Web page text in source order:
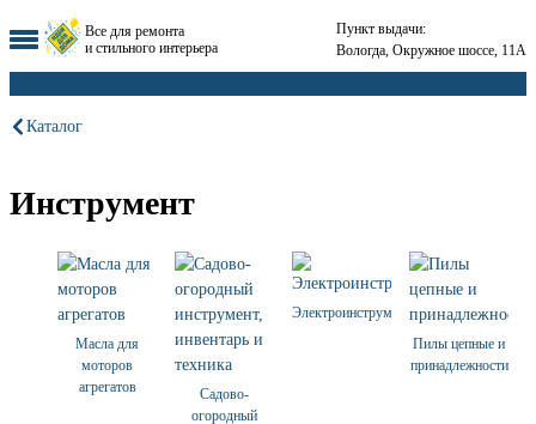
Все для ремонта
и стильного интерьера
Пункт выдачи:
Вологда, Окружное шоссе, 11А
Каталог
Инструмент
Масла для
моторов
агрегатов
Садово-
огородный
Электроинструмент
Пилы цепные и
принадлежности